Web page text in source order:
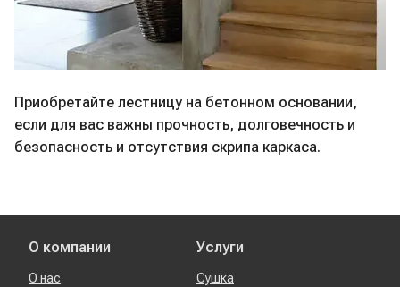
Приобретайте лестницу на бетонном основании,
если для вас важны прочность, долговечность и
безопасность и отсутствия скрипа каркаса.
О компании
О нас
Услуги
Сушка